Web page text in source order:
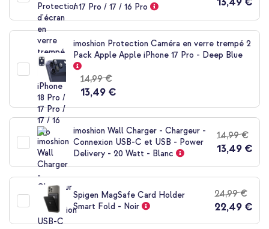
/ 17 Pro / 17 / 16 Pro
imoshion Protection Caméra en verre trempé 2
Pack Apple Apple iPhone 17 Pro - Deep Blue
14,99 €
13,49 €
imoshion Wall Charger - Chargeur -
Connexion USB-C et USB - Power
Delivery - 20 Watt - Blanc
14,99 €
13,49 €
Spigen MagSafe Card Holder
Smart Fold - Noir
24,99 €
22,49 €
gratuite
Spigen Coque Ultra Hybrid MagSafe Apple iPhone 17 Pro -
Clear Gold + MagSafe Card Holder Smart Fold - Noir
Livraison gratuite
Acheter
Livraison
gratuite